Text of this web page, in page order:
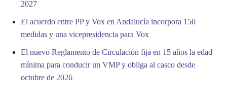
2027
El acuerdo entre PP y Vox en Andalucía incorpora 150
medidas y una vicepresidencia para Vox
El nuevo Reglamento de Circulación fija en 15 años la edad
mínima para conducir un VMP y obliga al casco desde
octubre de 2026